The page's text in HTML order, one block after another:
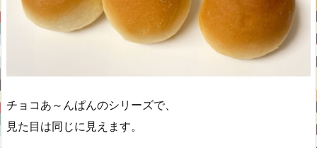
チョコあ～んぱんのシリーズで、
見た目は同じに見えます。